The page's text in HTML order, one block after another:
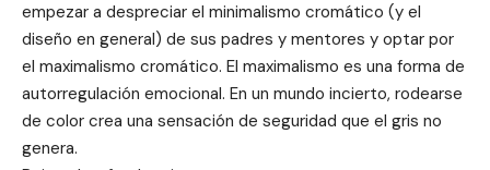
empezar a despreciar el minimalismo cromático (y el
diseño en general) de sus padres y mentores y optar por
el maximalismo cromático. El maximalismo es una forma de
autorregulación emocional. En un mundo incierto, rodearse
de color crea una sensación de seguridad que el gris no
genera.